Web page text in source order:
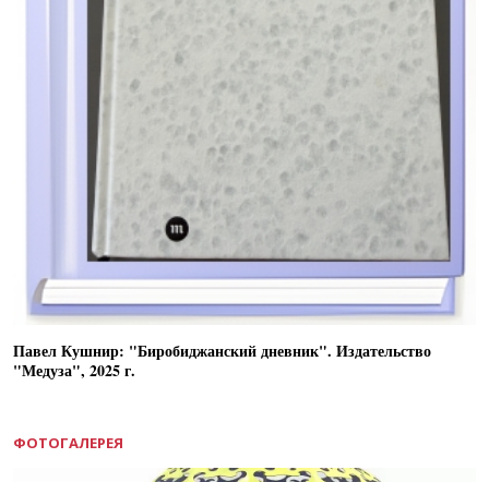
Павел Кушнир: "Биробиджанский дневник". Издательство
"Медуза", 2025 г.
ФОТОГАЛЕРЕЯ